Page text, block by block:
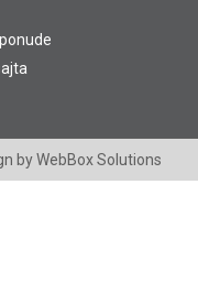
byWebBox Solutions